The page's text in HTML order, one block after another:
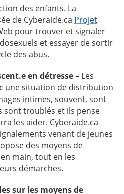
des enfants. La
de Cyberaide.ca Projet
pour trouver et signaler
et essayer de sortir
des abus.
en détresse –Les
une situation de distribution
intimes, souvent, sont
sont troublés et ils pense
les aider. Cyberaide.ca
venant de jeunes
des moyens de
main, tout en les
démarches.
sur les moyens de